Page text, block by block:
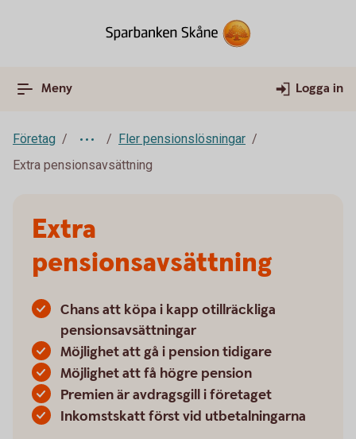
Meny Logga in
Företag
Fler pensionslösningar
Extra pensionsavsättning
Extra
pensionsavsättning
Chans att köpa i kapp otillräckliga
pensionsavsättningar
Möjlighet att gå i pension tidigare
Möjlighet att få högre pension
Premien är avdragsgill i företaget
Inkomstskatt först vid utbetalningarna